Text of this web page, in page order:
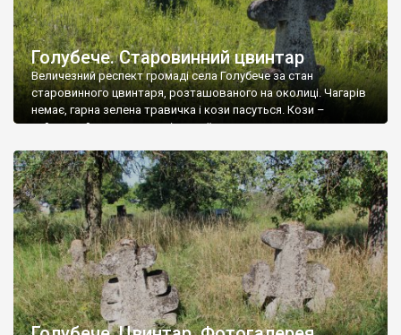
Голубече. Старовинний цвинтар
Величезний респект громаді села Голубече за стан
старовинного цвинтаря, розташованого на околиці. Чагарів
немає, гарна зелена травичка і кози пасуться. Кози –
найкращий регулятор шкідливої, для старих кладовищ,
бруньками, кози ті бруньки обгризають, бо то улюблений
делікатес. На цвинтарі у Голубечому ціла колекція
різноманітних форм хрестів. Село відносно невелике, […]